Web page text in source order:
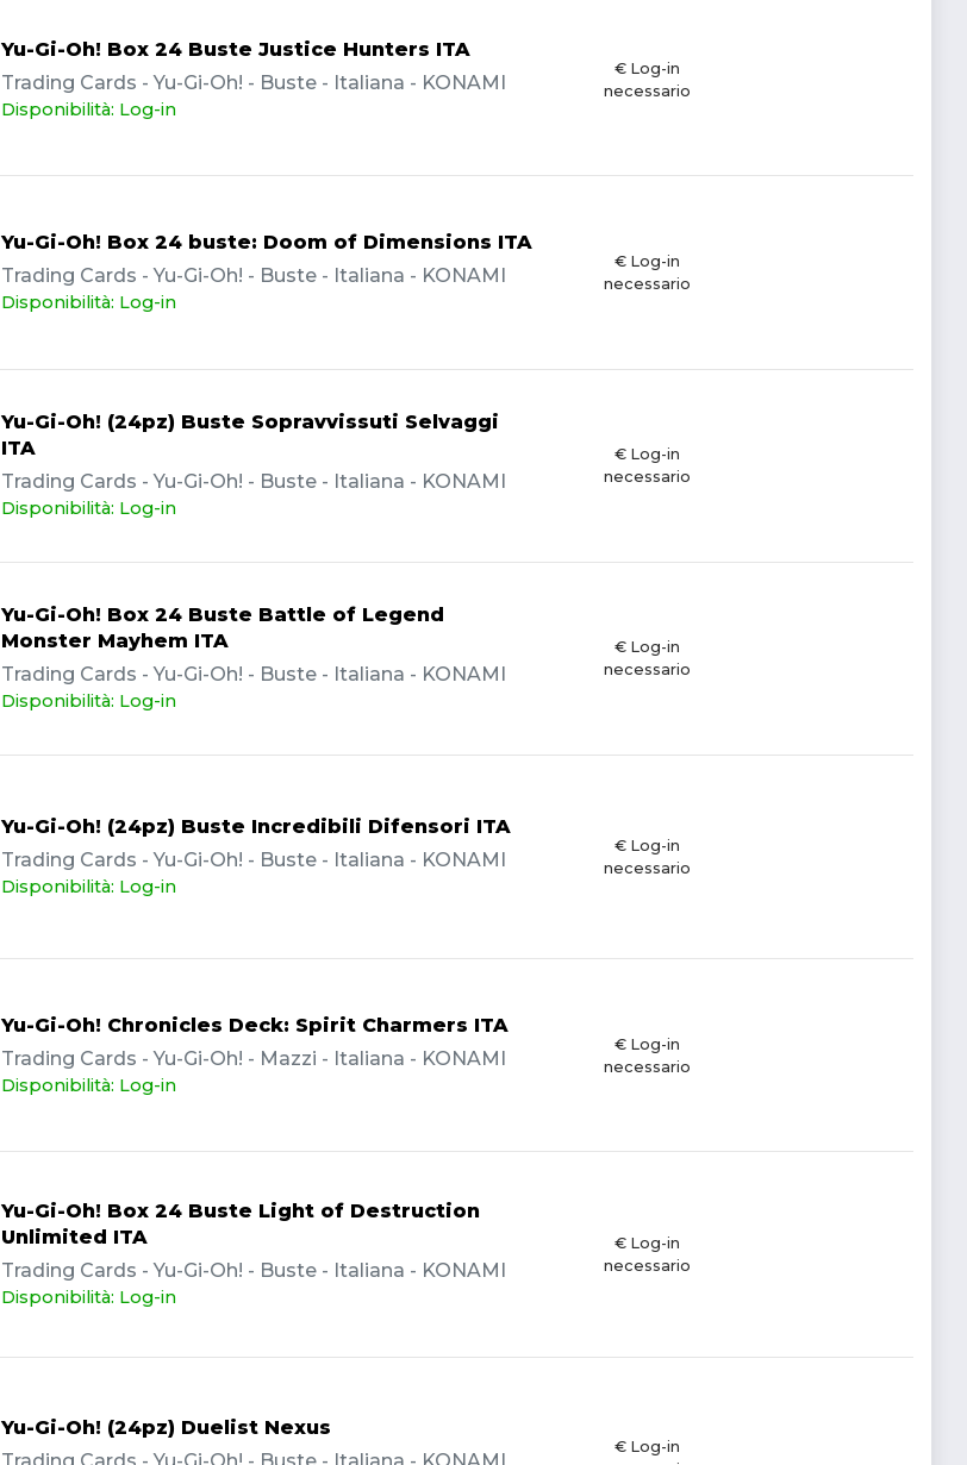
Yu-Gi-Oh! Box 24 Buste Justice Hunters ITA
Trading Cards - Yu-Gi-Oh! - Buste - Italiana - KONAMI
Disponibilità: Log-in
€ Log-in
necessario
Yu-Gi-Oh! Box 24 buste: Doom of Dimensions ITA
Trading Cards - Yu-Gi-Oh! - Buste - Italiana - KONAMI
Disponibilità: Log-in
€ Log-in
necessario
Yu-Gi-Oh! (24pz) Buste Sopravvissuti Selvaggi
ITA
Trading Cards - Yu-Gi-Oh! - Buste - Italiana - KONAMI
Disponibilità: Log-in
€ Log-in
necessario
Yu-Gi-Oh! Box 24 Buste Battle of Legend
Monster Mayhem ITA
Trading Cards - Yu-Gi-Oh! - Buste - Italiana - KONAMI
Disponibilità: Log-in
€ Log-in
necessario
Yu-Gi-Oh! (24pz) Buste Incredibili Difensori ITA
Trading Cards - Yu-Gi-Oh! - Buste - Italiana - KONAMI
Disponibilità: Log-in
€ Log-in
necessario
Yu-Gi-Oh! Chronicles Deck: Spirit Charmers ITA
Trading Cards - Yu-Gi-Oh! - Mazzi - Italiana - KONAMI
Disponibilità: Log-in
€ Log-in
necessario
Yu-Gi-Oh! Box 24 Buste Light of Destruction
Unlimited ITA
Trading Cards - Yu-Gi-Oh! - Buste - Italiana - KONAMI
Disponibilità: Log-in
€ Log-in
necessario
Yu-Gi-Oh! (24pz) Duelist Nexus
€ Log-in